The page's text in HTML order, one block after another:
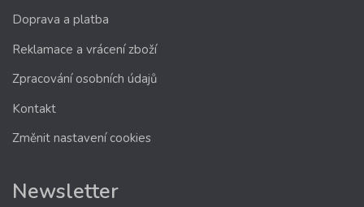
Doprava a platba
Reklamace a vrácení zboží
Zpracování osobních údajů
Kontakt
Změnit nastavení cookies
Newsletter